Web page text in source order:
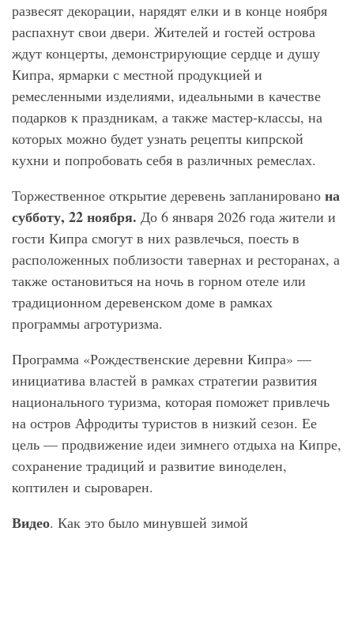
развесят декорации, нарядят елки и в конце ноября
распахнут свои двери. Жителей и гостей острова
ждут концерты, демонстрирующие сердце и душу
Кипра, ярмарки с местной продукцией и
ремесленными изделиями, идеальными в качестве
подарков к праздникам, а также мастер-классы, на
которых можно будет узнать рецепты кипрской
кухни и попробовать себя в различных ремеслах.
Торжественное открытие деревень запланировано на
субботу, 22 ноября. До 6 января 2026 года жители и
гости Кипра смогут в них развлечься, поесть в
расположенных поблизости тавернах и ресторанах, а
также остановиться на ночь в горном отеле или
традиционном деревенском доме в рамках
программы агротуризма.
Программа «Рождественские деревни Кипра» —
инициатива властей в рамках стратегии развития
национального туризма, которая поможет привлечь
на остров Афродиты туристов в низкий сезон. Ее
цель — продвижение идеи зимнего отдыха на Кипре,
сохранение традиций и развитие виноделен,
коптилен и сыроварен.
Видео. Как это было минувшей зимой